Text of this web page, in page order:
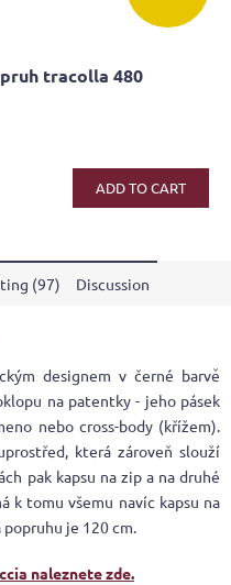
tracolla 480
ADD TO CART
(97) Discussion
designem v černé barvě
na patentky - jeho pásek
nebo cross-body (křížem).
která zároveň slouží
pak kapsu na zip a na druhé
k tomu všemu navíc kapsu na
popruhu je 120 cm.
naleznete zde.